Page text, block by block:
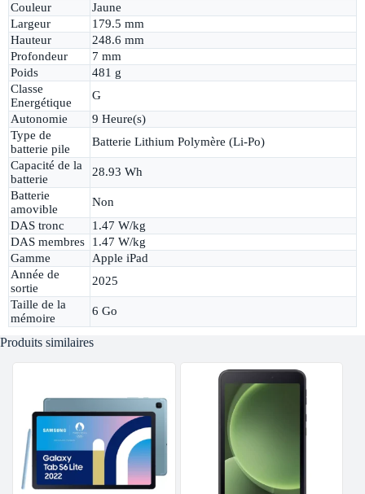
Couleur
Jaune
Largeur
179.5 mm
Hauteur
248.6 mm
Profondeur
7 mm
Poids
481 g
Classe
Energétique
G
Autonomie
9 Heure(s)
Type de
batterie pile
Batterie Lithium Polymère (Li-Po)
Capacité de la
batterie
28.93 Wh
Batterie
amovible
Non
DAS tronc
1.47 W/kg
DAS membres
1.47 W/kg
Gamme
Apple iPad
Année de
sortie
2025
Taille de la
mémoire
6 Go
Produits similaires